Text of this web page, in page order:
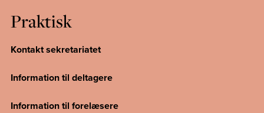
Praktisk
Kontakt sekretariatet
Information til deltagere
Information til forelæsere